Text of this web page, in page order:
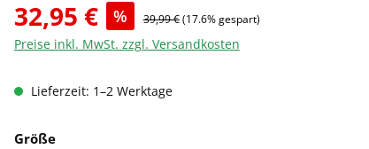
32,95 € % 39,99 €(17.6% gespart)
Preise inkl. MwSt. zzgl. Versandkosten
Lieferzeit: 1–2 Werktage
Größeauswählen